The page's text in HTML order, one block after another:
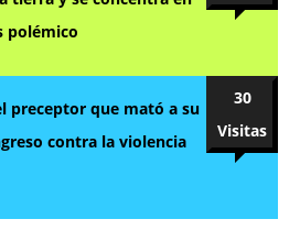
polémico
preceptor que mató a su
contra la violencia
30
Visitas